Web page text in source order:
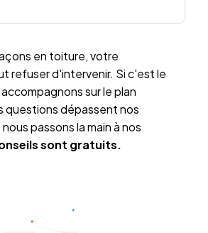
en toiture, votre
refuser d'intervenir. Si c'est le
sur le plan
questions dépassent nos
passons la main à nos
sont gratuits.